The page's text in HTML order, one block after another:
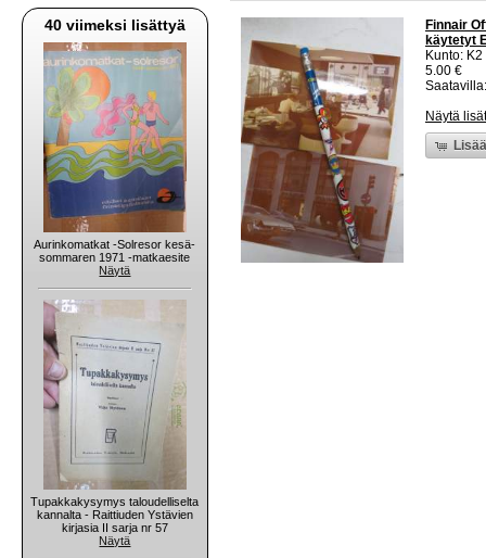
40 viimeksi lisättyä
Aurinkomatkat -Solresor kesä-
sommaren 1971 -matkaesite
Näytä
Tupakkakysymys taloudelliselta
kannalta - Raittiuden Ystävien
kirjasia II sarja nr 57
Näytä
Finnair
käytetyt
Kunto:
5.00 €
Näytä